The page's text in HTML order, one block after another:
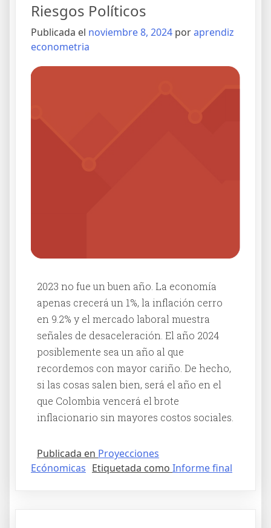
Riesgos Políticos
Publicada el noviembre 8, 2024 poraprendiz
econometria
2023 no fue un buen año. La economía
apenas crecerá un 1%, la inflación cerro
en 9.2% y el mercado laboral muestra
señales de desaceleración. El año 2024
posiblemente sea un año al que
recordemos con mayor cariño. De hecho,
si las cosas salen bien, será el año en el
que Colombia vencerá el brote
inflacionario sin mayores costos sociales.
Publicada en Proyecciones
Ecónomicas Etiquetada como Informe final